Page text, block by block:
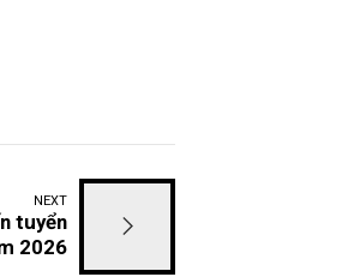
NEXT
tuyển
2026